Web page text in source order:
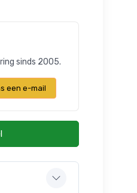
sinds 2005.
een e-mail